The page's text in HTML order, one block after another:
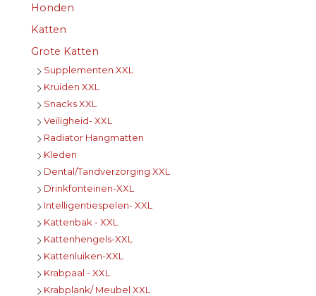
Honden
Katten
Grote Katten
Supplementen XXL
Kruiden XXL
Snacks XXL
Veiligheid- XXL
Radiator Hangmatten
Kleden
Dental/Tandverzorging XXL
Drinkfonteinen-XXL
Intelligentiespelen- XXL
Kattenbak - XXL
Kattenhengels-XXL
Kattenluiken-XXL
Krabpaal - XXL
Krabplank/ Meubel XXL